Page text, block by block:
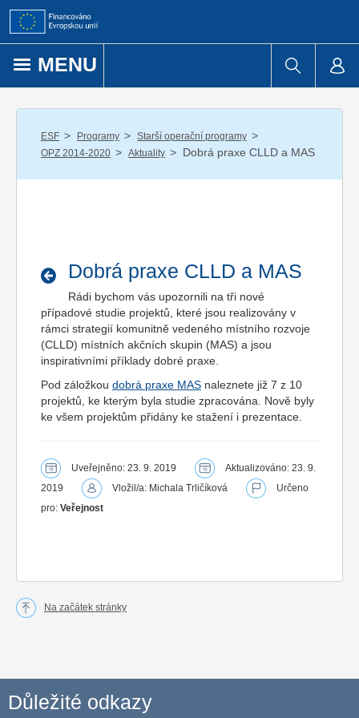
Přejít k obsahu
MENU
ESF / Programy / Starší operační programy /
OPZ 2014-2020 / Aktuality / Dobrá praxe CLLD a MAS
Dobrá praxe CLLD a MAS
Rádi bychom vás upozornili na tři nové
případové studie projektů, které jsou realizovány v
rámci strategií komunitně vedeného místního rozvoje
(CLLD) místních akčních skupin (MAS) a jsou
inspirativními příklady dobré praxe.
Pod záložkou dobrá praxe MAS naleznete již 7 z 10
projektů, ke kterým byla studie zpracována. Nově byly
ke všem projektům přidány ke stažení i prezentace.
Uveřejněno: 23. 9. 2019
Aktualizováno: 23. 9.
2019
Vložil/a: Michala Trličíková
Určeno
pro: Veřejnost
Na začátek stránky
Důležité odkazy